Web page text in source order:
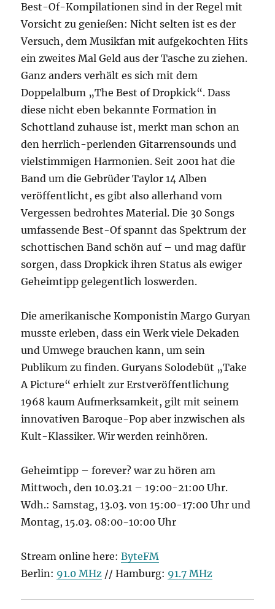
Best-Of-Kompilationen sind in der Regel mit
Vorsicht zu genießen: Nicht selten ist es der
Versuch, dem Musikfan mit aufgekochten Hits
ein zweites Mal Geld aus der Tasche zu ziehen.
Ganz anders verhält es sich mit dem
Doppelalbum „The Best of Dropkick“. Dass
diese nicht eben bekannte Formation in
Schottland zuhause ist, merkt man schon an
den herrlich-perlenden Gitarrensounds und
vielstimmigen Harmonien. Seit 2001 hat die
Band um die Gebrüder Taylor 14 Alben
veröffentlicht, es gibt also allerhand vom
Vergessen bedrohtes Material. Die 30 Songs
umfassende Best-Of spannt das Spektrum der
schottischen Band schön auf – und mag dafür
sorgen, dass Dropkick ihren Status als ewiger
Geheimtipp gelegentlich loswerden.
Die amerikanische Komponistin Margo Guryan
musste erleben, dass ein Werk viele Dekaden
und Umwege brauchen kann, um sein
Publikum zu finden. Guryans Solodebüt „Take
A Picture“ erhielt zur Erstveröffentlichung
1968 kaum Aufmerksamkeit, gilt mit seinem
innovativen Baroque-Pop aber inzwischen als
Kult-Klassiker. Wir werden reinhören.
Geheimtipp – forever? war zu hören am
Mittwoch, den 10.03.21 – 19:00-21:00 Uhr.
Wdh.: Samstag, 13.03. von 15:00-17:00 Uhr und
Montag, 15.03. 08:00-10:00 Uhr
Stream online here:ByteFM
Berlin: 91.0 MHz // Hamburg: 91.7 MHz